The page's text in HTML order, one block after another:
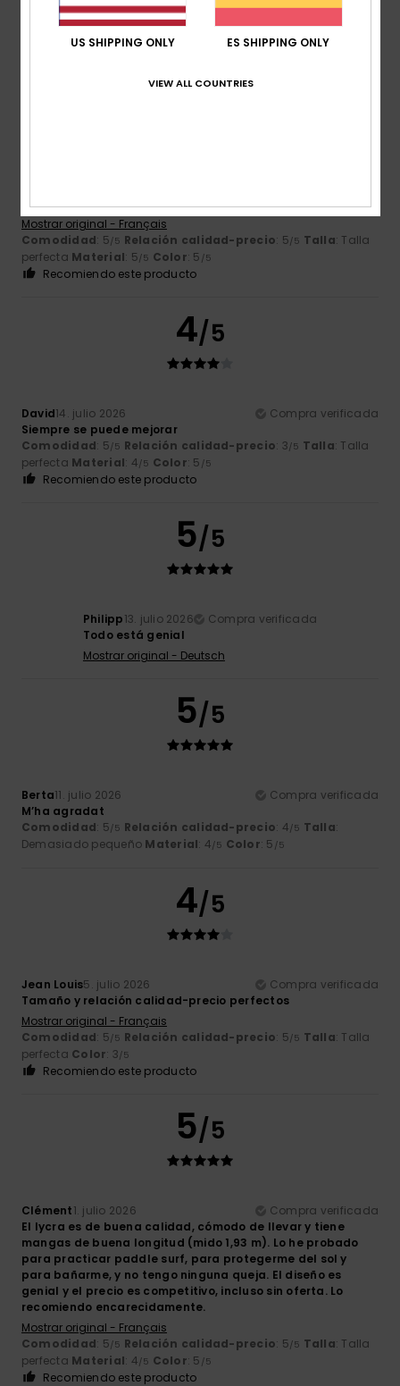
Recomiendo este producto
5/5
más grande en la manga... Es algo diferente...
Mostrar original - Français
Comodidad: 5/5 Relación calidad-precio: 5/5 Talla: Talla
perfecta Material: 5/5 Color: 5 /5
Recomiendo este producto
4/5
David14. julio 2026
Compra verificada
Siempre se puede mejorar
Comodidad: 5/5 Relación calidad-precio: 3/5 Talla: Talla
perfecta Material: 4/5 Color: 5 /5
Recomiendo este producto
5/5
Philipp13. julio 2026
Compra verificada
Todo está genial
Mostrar original - Deutsch
5/5
Berta11. julio 2026
Compra verificada
M’ha agradat
Comodidad: 5/5 Relación calidad-precio: 4/5 Talla:
Demasiado pequeño Material: 4/5 Color: 5 /5
4/5
Jean Louis5. julio 2026
Compra verificada
Tamaño y relación calidad-precio perfectos
Mostrar original - Français
Comodidad: 5/5 Relación calidad-precio: 5/5 Talla: Talla
perfecta Color: 3/5
Recomiendo este producto
5/5
Clément1. julio 2026
Compra verificada
El lycra es de buena calidad, cómodo de llevar y tiene
mangas de buena longitud (mido 1,93 m). Lo he probado
para practicar paddle surf, para protegerme del sol y
para bañarme, y no tengo ninguna queja. El diseño es
genial y el precio es competitivo, incluso sin oferta. Lo
recomiendo encarecidamente.
Mostrar original - Français
Comodidad: 5/5 Relación calidad-precio: 5/5 Talla: Talla
perfecta Material: 4/5 Color: 5 /5
Recomiendo este producto
US SHIPPING ONLY ES SHIPPING ONLY
VIEW ALL COUNTRIES